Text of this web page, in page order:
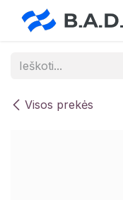
Skip to Content
Visos prekės